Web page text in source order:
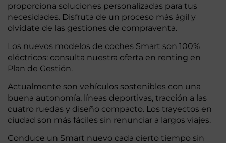
proporciona soluciones personalizadas para tus
necesidades. Disfruta de un proceso más ágil y
olvídate de las gestiones de compraventa.
Los nuevos modelos de coches Smart son 100%
eléctricos: consulta nuestra oferta en renting en
Plan de Gestión.
Actualmente son vehículos sostenibles con una
buena autonomía, líneas deportivas, tracción a las
cuatro ruedas y diseño compacto. Los trayectos en
ciudad son más fáciles sin renunciar a largos viajes.
Conduce un Smart nuevo cada cierto tiempo sin